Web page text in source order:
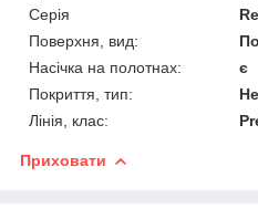
Серія
Поверхня, вид:
Насічка на полотнах:
є
Покриття, тип:
Лінія, клас:
Приховати